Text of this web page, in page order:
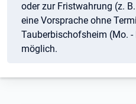
oder zur Fristwahrung (z.
eine Vorsprache ohne
Tauberbischofsheim (Mo. -
möglich.